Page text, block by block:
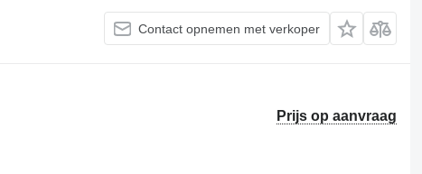
Contact opnemen met verkoper
Prijs op aanvraag